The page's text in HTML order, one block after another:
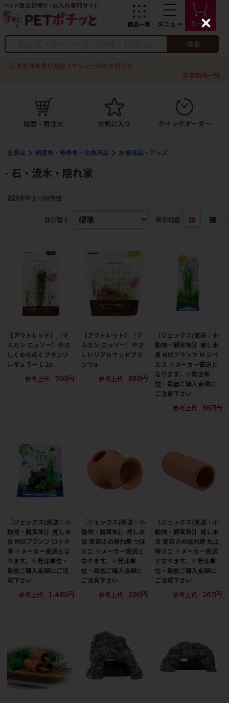
検索
夏季休業及び発送スケジュールのお知らせ
新着情報一覧
全商品 観賞魚・熱帯魚・金魚用品 水槽用品・グッズ
石・流木・隠れ家
223件中 1〜50件目
並び替え 表示切替
【アウトレット】［マ
ルカン ニッソー］やさ
しくゆらめくプランツ
レギュラー L-2a
参考上代
700円
【アウトレット】［マ
ルカン ニッソー］やさ
しいリアルウッドプラ
ンツa
参考上代
680円
［ジェックス(直送：小
動物・観賞魚)］癒し水
景 MIXプランツ M シペ
ルス ※メーカー直送と
なります。※発注単
位・最低ご購入金額に
ご注意下さい
参考上代
667円
［ジェックス(直送：小
動物・観賞魚)］癒し水
景 MIXプランツ ロック
茶 ※メーカー直送とな
ります。※発注単位・
最低ご購入金額にご注
意下さい
参考上代
1,445円
［ジェックス(直送：小
動物・観賞魚)］癒し水
景 素焼きの隠れ家 つぼ
ミニ ※メーカー直送と
なります。※発注単
位・最低ご購入金額に
ご注意下さい
参考上代
290円
［ジェックス(直送：小
動物・観賞魚)］癒し水
景 素焼きの隠れ家 丸土
管ミニ ※メーカー直送
となります。※発注単
位・最低ご購入金額に
ご注意下さい
参考上代
267円
C
l
s